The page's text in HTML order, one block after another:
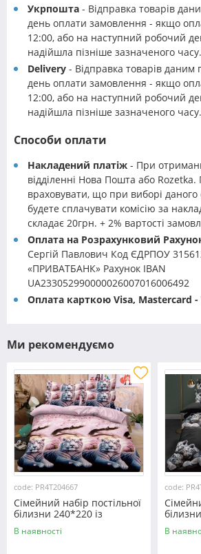
Укрпошта - Відправка товарів
день оплати замовлення - якщо
12:00, або на наступний робочий
надійшла пізніше зазначеного часу.
Delivery - Відправка товарів даним
день оплати замовлення - якщо
12:00, або на наступний робочий
надійшла пізніше зазначеного часу.
Способи оплати
Накладений платіж - При
відділенні Нова Пошта або
враховувати, що при виборі
будете сплачувати комісію за
складає 20грн. + 2% вартості
Оплата на Розрахунковий
Сергій Павлович Код ЄДРПОУ
«ПРИВАТБАНК» Рахунок IBAN
UA233052990000026007016006492
Оплата карткою Visa, Mastercard -
Ми рекомендуємо
code: PR4T204667
Сімейний набір постільної
білизни 240*220 із
полікотону №204667
Черешенька™
В наявності
code:
В